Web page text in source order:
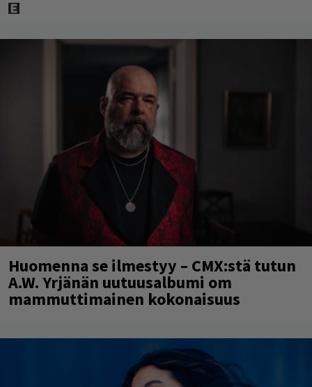
Huomenna se ilmestyy – CMX:stä tutun
A.W. Yrjänän uutuusalbumi om
mammuttimainen kokonaisuus